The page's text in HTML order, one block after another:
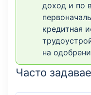
доход и по
кредитная
на
Часто